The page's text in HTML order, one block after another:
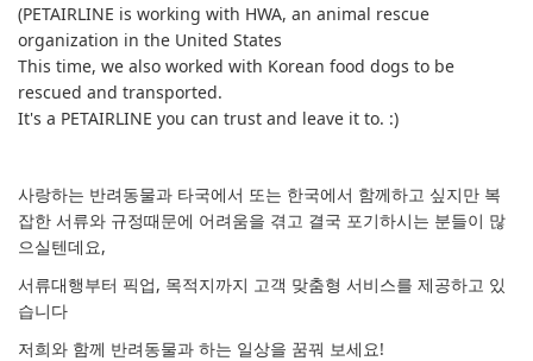
(PETAIRLINE is working with HWA, an animal rescue
organization in the United States
This time, we also worked with Korean food dogs to be
rescued and transported.
It's a PETAIRLINE you can trust and leave it to. :)
사랑하는 반려동물과 타국에서 또는 한국에서 함께하고 싶지만 복
잡한 서류와 규정때문에 어려움을 겪고 결국 포기하시는 분들이 많
으실텐데요,
서류대행부터 픽업, 목적지까지 고객 맞춤형 서비스를 제공하고 있
습니다
저희와 함께 반려동물과 하는 일상을 꿈꿔 보세요!